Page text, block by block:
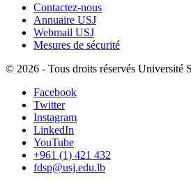
Contactez-nous
Annuaire USJ
Webmail USJ
Mesures de sécurité
© 2026 - Tous droits réservés Université
Facebook
Twitter
Instagram
LinkedIn
YouTube
+961 (1) 421 432
fdsp@usj.edu.lb